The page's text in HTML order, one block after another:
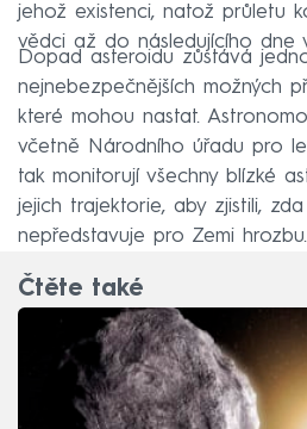
jehož existenci, natož průletu
vědci až do následujícího dne
Dopad asteroidu zůstává
nejnebezpečnějších možných
které mohou nastat.
včetně Národního úřadu pro
tak monitorují všechny blízké
jejich trajektorie, aby zjistili,
nepředstavuje pro Zemi hrozbu.
Čtěte také